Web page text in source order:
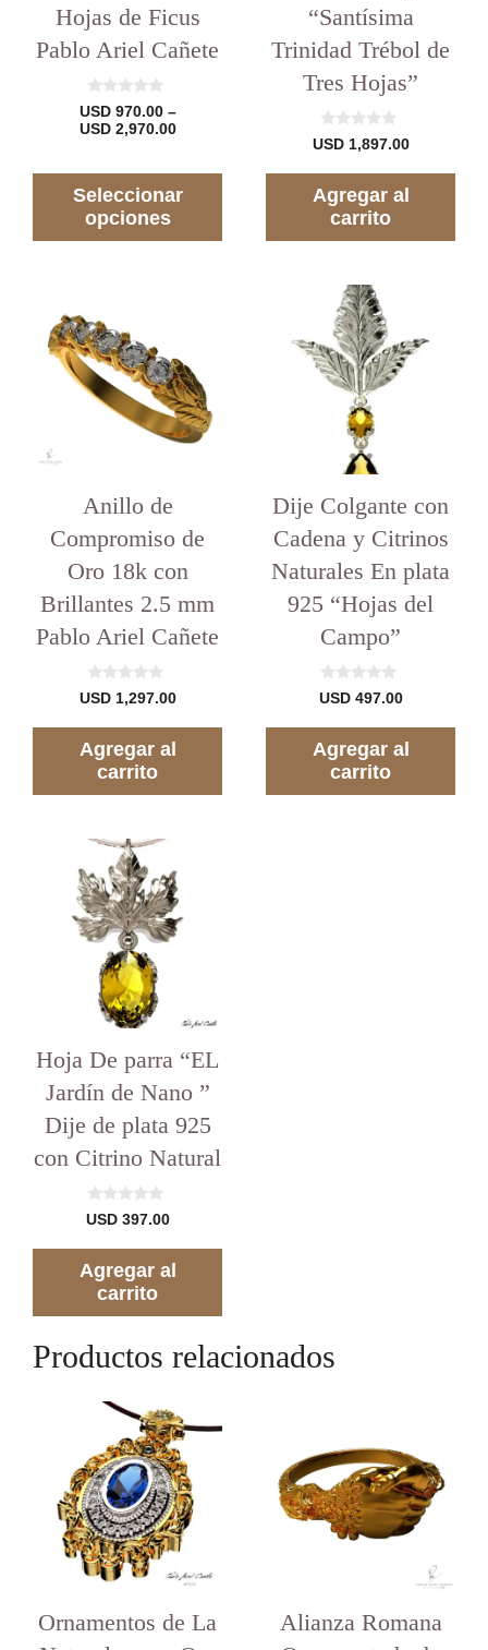
Hojas de Ficus
Pablo Ariel Cañete
0
d
e
USD970.00 –
USD2,970.00Rango
USD 970.00
Seleccionar
opciones
“Santísima
Trinidad Trébol de
Tres Hojas”
0
d
USD1,897.00
Agregar al
carrito
Anillo de
Compromiso de
Oro 18k con
Brillantes 2.5 mm
Pablo Ariel Cañete
0
d
USD1,297.00
Agregar al
carrito
Dije Colgante con
Cadena y Citrinos
Naturales En plata
925 “Hojas del
Campo”
0
d
USD497.00
Agregar al
carrito
Hoja De parra “EL
Jardín de Nano ”
Dije de plata 925
con Citrino Natural
0
d
USD397.00
Agregar al
carrito
Productos relacionados
Ornamentos de La
Alianza Romana
varias
variantes.
Las
opciones